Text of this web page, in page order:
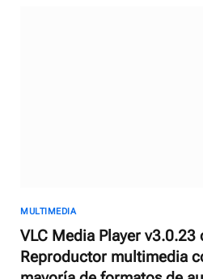
MULTIMEDIA
VLC Media Player
Reproductor multimedia